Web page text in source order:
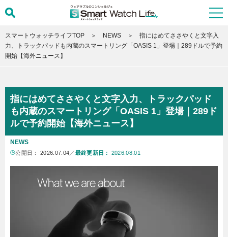
スマートウォッチライフTOP NEWS
指にはめてささやくと文字入
力、トラックパッドも内蔵のスマートリング「OASIS 1」登場｜289ドルで予約
開始【海外ニュース】
指にはめてささやくと文字入力、トラックパッド
も内蔵のスマートリング「OASIS 1」登場｜289ド
ルで予約開始【海外ニュース】
NEWS
公開日： 2026.07.04 ／ 最終更新日： 2026.08.01